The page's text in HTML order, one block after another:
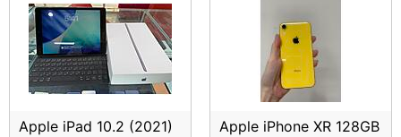
Apple iPad 10.2 (2021) Apple iPhone XR 128GB